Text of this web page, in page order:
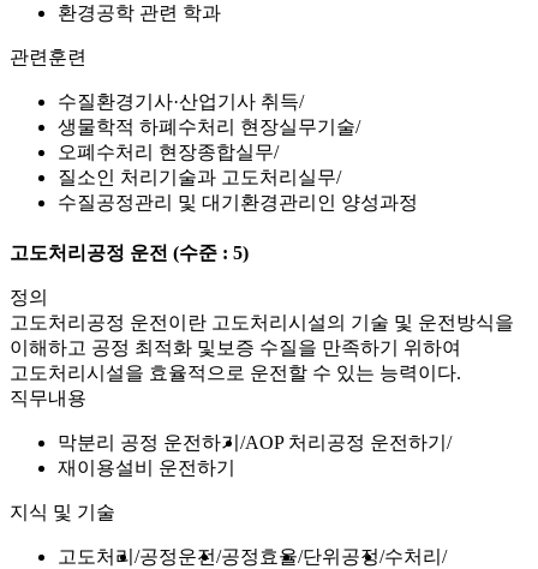
환경공학 관련 학과
관련훈련
수질환경기사·산업기사 취득
생물학적 하폐수처리 현장실무기술
오폐수처리 현장종합실무
질소인 처리기술과 고도처리실무
수질공정관리 및 대기환경관리인 양성과정
고도처리공정 운전 (수준 : 5)
정의
고도처리공정 운전이란 고도처리시설의 기술 및 운전방식을
이해하고 공정 최적화 및보증 수질을 만족하기 위하여
고도처리시설을 효율적으로 운전할 수 있는 능력이다.
직무내용
막분리 공정 운전하기
AOP 처리공정 운전하기
재이용설비 운전하기
지식 및 기술
고도처리 공정운전 공정효율 단위공정 수처리